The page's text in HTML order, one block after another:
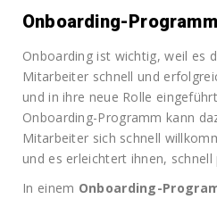
Onboarding-
Onboarding ist wichtig, weil es
Mitarbeiter schnell und
und in ihre neue Rolle
Onboarding-Programm kann
Mitarbeiter sich schnell
und es erleichtert ihnen,
In einem Onboarding-